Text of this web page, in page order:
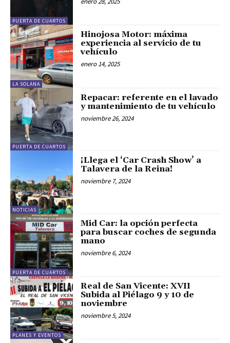
PUERTA DE CUARTOS
LA SOLANA
Hinojosa Motor: máxima
experiencia al servicio de tu
vehículo
enero 14, 2025
PUERTA DE CUARTOS
Repacar: referente en el lavado
y mantenimiento de tu vehículo
noviembre 26, 2024
NOTICIAS
¡Llega el ‘Car Crash Show’ a
Talavera de la Reina!
noviembre 7, 2024
PUERTA DE CUARTOS
Mid Car: la opción perfecta
para buscar coches de segunda
mano
noviembre 6, 2024
PLANES Y EVENTOS
Real de San Vicente: XVII
Subida al Piélago 9 y 10 de
noviembre
noviembre 5, 2024